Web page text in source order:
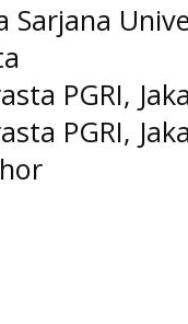
Sarjana
PGRI,
PGRI,